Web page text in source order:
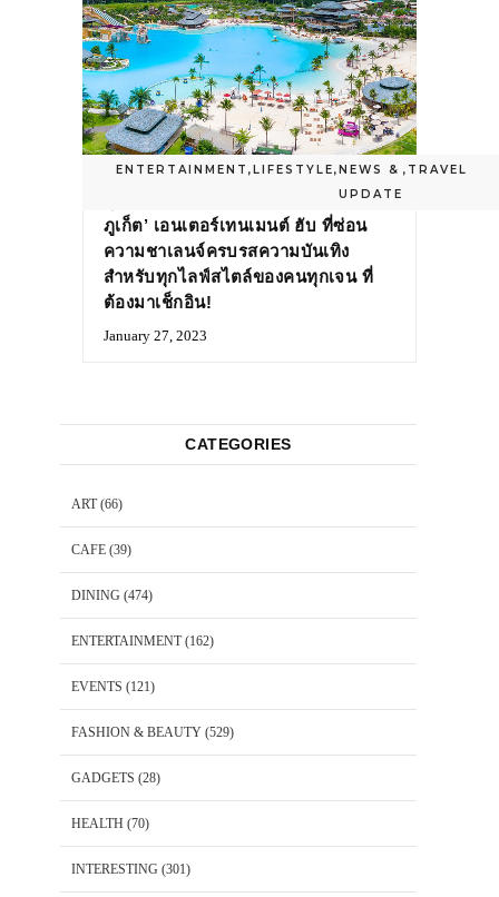
ENTERTAINMENT , LIFESTYLE, NEWS &
UPDATE
, TRAVEL
จุดหมาย HIDDEN GEMS ‘บลูทรี
ภูเก็ต’ เอนเตอร์เทนเมนต์ ฮับ ที่ซ่อน
ความชาเลนจ์ครบรสความบันเทิง
สำหรับทุกไลฟ์สไตล์ของคนทุกเจน ที่
ต้องมาเช็กอิน!
January 27, 2023
CATEGORIES
ART(66)
CAFE (39)
DINING (474)
ENTERTAINMENT(162)
EVENTS (121)
FASHION & BEAUTY (529)
GADGETS (28)
HEALTH (70)
INTERESTING (301)